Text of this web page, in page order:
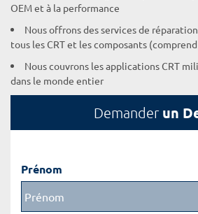
OEM et à la performance
Nous offrons des services de
tous les CRT et les composants
Nous couvrons les applications CRT
dans le monde entier
Demander un
Prénom